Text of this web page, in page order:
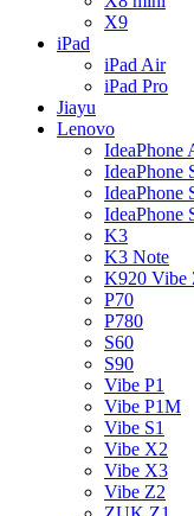
X9
iPad
iPad Air
iPad Pro
Jiayu
Lenovo
IdeaPhone
IdeaPhone
IdeaPhone
IdeaPhone
K3
K3 Note
K920 Vibe
P70
P780
S60
S90
Vibe P1
Vibe P1M
Vibe S1
Vibe X2
Vibe X3
Vibe Z2